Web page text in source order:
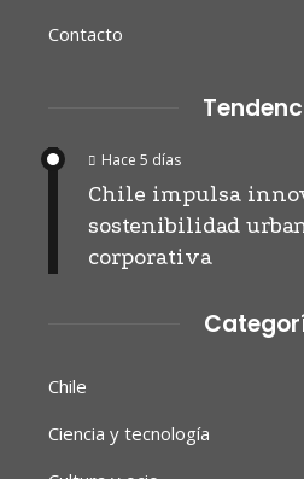
Contacto
Hace 5 días
Chile impulsa
sostenibilidad
corporativa
Chile
Ciencia y tecnología